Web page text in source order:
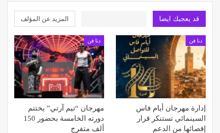
قد يعجبك ايضا المزيد عن المؤلف
دنا فن
إدارة مهرجان أيام فاس
السينمائي تستنكر قرار
إقصائها من الدعم
دنا فن
مهرجان “تيم آرتي” يختتم
دورته الخامسة بحضور 150
ألف متفرج